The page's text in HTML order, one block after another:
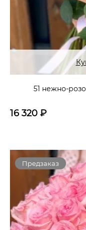
51 нежно-
16 320 ₽
Предзаказ